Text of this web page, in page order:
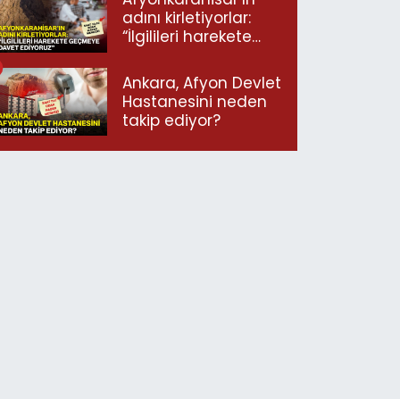
adını kirletiyorlar:
“İlgilileri harekete
ediyoruz”
Ankara, Afyon Devlet
Hastanesini neden
takip ediyor?